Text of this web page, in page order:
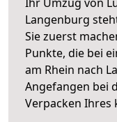
Langenburg
Sie zuerst
Punkte, die bei
am Rhein nach
Angefangen bei
Verpacken Ihres